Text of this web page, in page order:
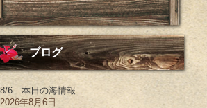
ブログ
8/6 本日の海情報
2026年8月6日